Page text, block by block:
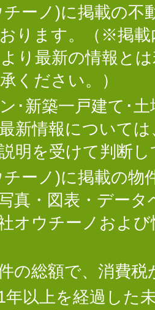
ーノ)に掲載の不
ります。（※掲
り最新の情報と
ください。）
･新築一戸建て･
新情報について
明を受けて判断
ーノ)に掲載の物
真・図表・デー
オウチーノおよ
の総額で、消費
年以上を経過した